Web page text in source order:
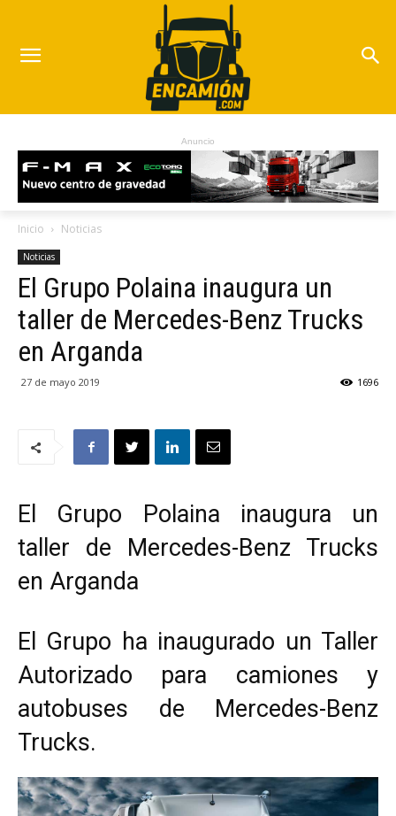
Anuncio
Inicio Noticias
Noticias
El Grupo Polaina inaugura un
taller de Mercedes-Benz Trucks
en Arganda
27 de mayo 2019 1696
El Grupo Polaina inaugura un
taller de Mercedes-Benz Trucks
en Arganda
El Grupo ha inaugurado un Taller
Autorizado para camiones y
autobuses de Mercedes-Benz
Trucks.